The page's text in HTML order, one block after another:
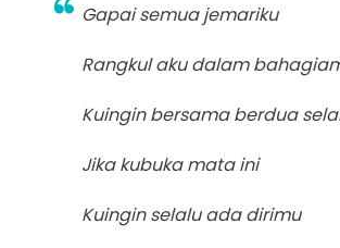
Gapai semua jemariku
Rangkul aku dalam
Kuingin bersama berdua
Jika kubuka mata ini
Kuingin selalu ada dirimu